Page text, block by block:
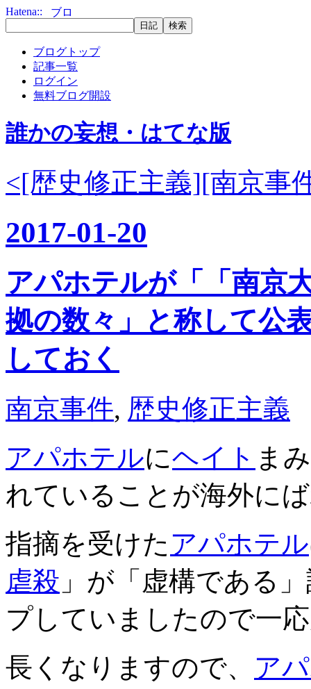
ブログトップ
記事一覧
ログイン
無料ブログ開設
誰かの妄想・はてな版
<[歴史修正主義][南京事
2017-01-20
アパホテルが「「南京
拠の数々」と称して公
しておく
南京事件, 歴史修正主義
アパホテルにヘイト ま
れていることが海外に
指摘を受けた アパホテル
虐殺 」が「虚構である
プしていましたので一
長くなりますので、 ア